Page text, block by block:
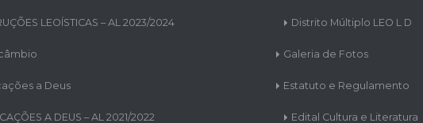
LEOÍSTICAS – AL 2023/2024
a Deus
A DEUS – AL 2021/2022
Distrito Múltiplo LEO L D
Galeria de Fotos
Estatuto e Regulamento
Edital Cultura e Literatura